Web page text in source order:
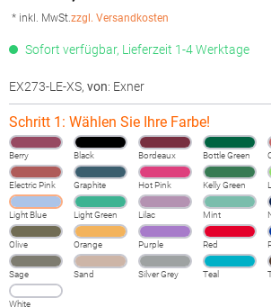
* inkl. MwSt.zzgl. Versandkosten
Sofort verfügbar, Lieferzeit 1-4 Werktage
EX273-LE-XS, von: Exner
Schritt 1: Wählen Sie Ihre Farbe!
Berry Black Bordeaux Bottle Green
Electric Pink Graphite Hot Pink Kelly Green
Light Blue Light Green Lilac Mint
Olive Orange Purple Red
Sage Sand Silver Grey Teal
White